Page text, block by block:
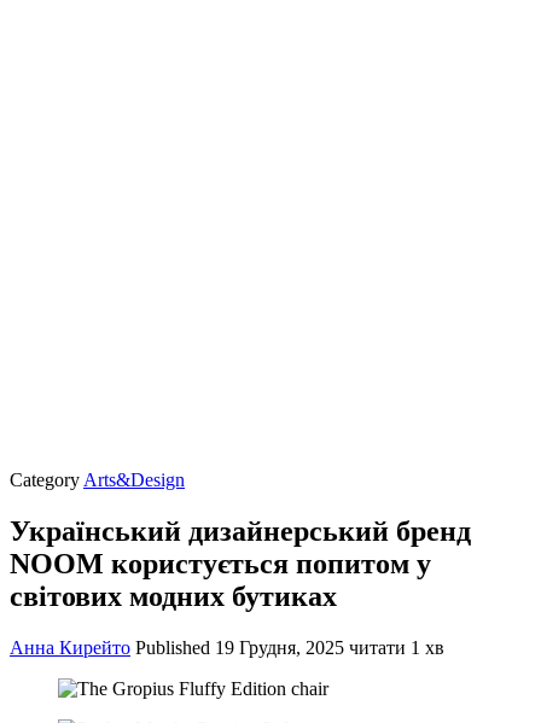
Category Arts&Design
Український дизайнерський бренд
NOOM користується попитом у
світових модних бутиках
Анна Кирейто Published 19 Грудня, 2025 читати 1 хв